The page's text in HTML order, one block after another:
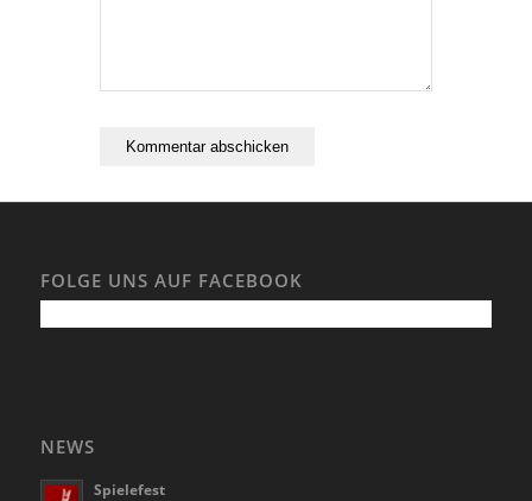
FOLGE UNS AUF FACEBOOK
NEWS
Spielefest